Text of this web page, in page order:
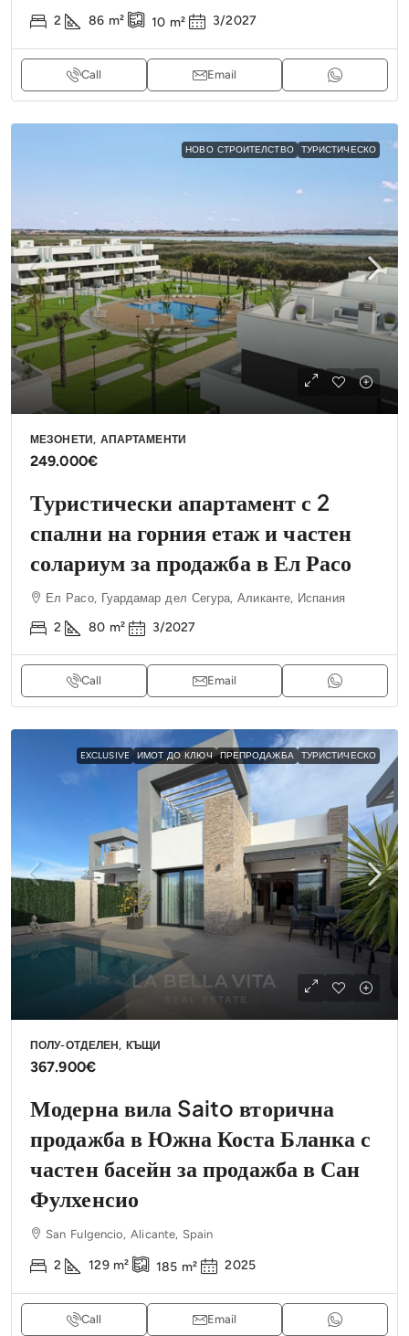
2 86 m² 10 m² 3/2027
Call Email
НОВО СТРОИТЕЛСТВО ТУРИСТИЧЕСКО
МЕЗОНЕТИ, АПАРТАМЕНТИ
249.000€
Туристически апартамент с 2
спални на горния етаж и частен
солариум за продажба в Ел Расо
Ел Расо, Гуардамар дел Сегура, Аликанте, Испания
2 80 m² 3/2027
Call Email
EXCLUSIVE ИМОТ ДО КЛЮЧ ПРЕПРОДАЖБА ТУРИСТИЧЕСКО
ПОЛУ-ОТДЕЛЕН, КЪЩИ
367.900€
Модерна вила Saito вторична
продажба в Южна Коста Бланка с
частен басейн за продажба в Сан
Фулхенсио
San Fulgencio, Alicante, Spain
2 129 m² 185 m² 2025
Call Email